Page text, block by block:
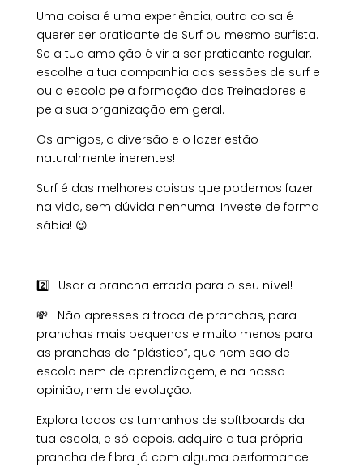
Uma coisa é uma experiência, outra coisa é
querer ser praticante de Surf ou mesmo surfista.
Se a tua ambição é vir a ser praticante regular,
escolhe a tua companhia das sessões de surf e
ou a escola pela formação dos Treinadores e
pela sua organização em geral.
Os amigos, a diversão e o lazer estão
naturalmente inerentes!
Surf é das melhores coisas que podemos fazer
na vida, sem dúvida nenhuma! Investe de forma
sábia! 😉
2️⃣ Usar a prancha errada para o seu nível!
💸 Não apresses a troca de pranchas, para
pranchas mais pequenas e muito menos para
as pranchas de “plástico”, que nem são de
escola nem de aprendizagem, e na nossa
opinião, nem de evolução.
Explora todos os tamanhos de softboards da
tua escola, e só depois, adquire a tua própria
prancha de fibra já com alguma performance.